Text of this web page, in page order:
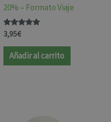
20% – Formato Viaje
Valorado
con
4.92
de 5
3,95€
Añadir al carrito